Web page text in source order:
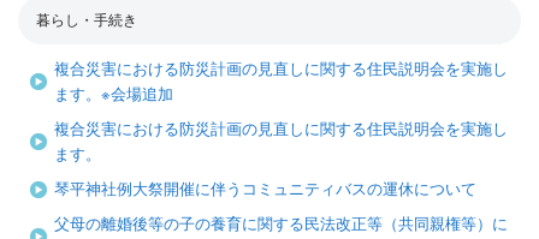
暮らし・手続き
複合災害における防災計画の見直しに関する住民説明会を実施し
ます。※会場追加
複合災害における防災計画の見直しに関する住民説明会を実施し
ます。
琴平神社例大祭開催に伴うコミュニティバスの運休について
父母の離婚後等の子の養育に関する民法改正等（共同親権等）に